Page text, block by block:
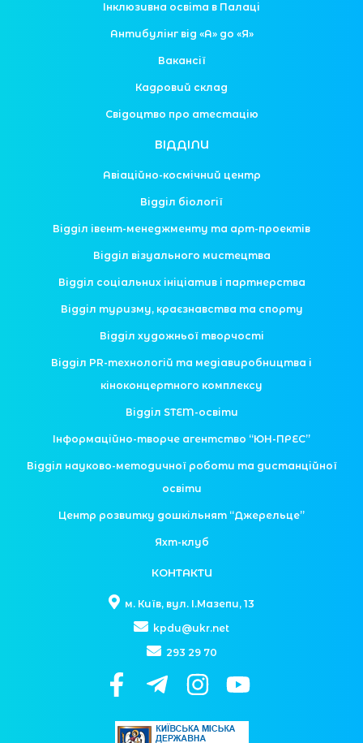
Інклюзивна освіта в Палаці
Антибулінг від «А» до «Я»
Вакансії
Кадровий склад
Свідоцтво про атестацію
ВІДДІЛИ
Авіаційно-космічний центр
Відділ біології
Відділ івент-менеджменту та арт-проектів
Відділ візуального мистецтва
Відділ соціальних ініціатив і партнерства
Відділ туризму, краєзнавства та спорту
Відділ художньої творчості
Відділ PR-технологій та медіавиробництва і
кіноконцертного комплексу
Відділ STEM-освіти
Інформаційно-творче агентство “ЮН-ПРЕС”
Відділ науково-методичної роботи та дистанційної
освіти
Центр розвитку дошкільнят “Джерельце”
Яхт-клуб
КОНТАКТИ
м. Київ, вул. І.Мазепи, 13
kpdu@ukr.net
293 29 70